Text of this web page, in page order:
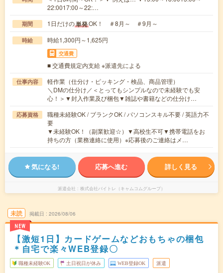
22:0017:00～22:…
期間 1日だけの単発OK！ ＃8月～ ＃9月～
時給 時給1,300円～1,625円
交通費
■ 交通費規定内支給 ※派遣先による
仕事内容
軽作業（仕分け・ピッキング・検品、商品管理）
＼DMの仕分け／＜とってもシンプルなので未経験でも安
心！＞▼封入作業及び梱包▼雑誌や書籍などの仕分け…
応募資格
職種未経験OK / ブランクOK / パソコンスキル不要 / 英語力不
要
▼未経験OK！（副業歓迎☆）▼高校生不可▼携帯電話をお
持ちの方（業務連絡に使用）※応募後のご連絡はメ…
気になる! 応募へ進む 詳しく見る
派遣会社 株式会社バイトレ（キャムコムグループ）
未読
NEW
掲載日 2026/08/06
【激短1日】カードゲームなどおもちゃの梱包
＊自宅で楽々WEB登録〇
職種未経験OK 土日祝日が休み WEB登録OK 派遣